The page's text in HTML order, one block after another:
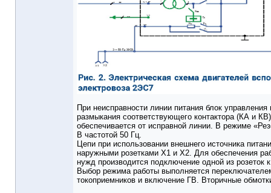
При неисправности линии питания блок
размыкания соответствующего контактора (КА и
обеспечивается от исправной линии. В режиме
В частотой 50 Гц.
Цепи при использовании внешнего источника
наружными розетками Х1 и Х2. Для обеспечения
нужд производится подключение одной из
Выбор режима работы выполняется
токоприемников и включение ГВ. Вторичные